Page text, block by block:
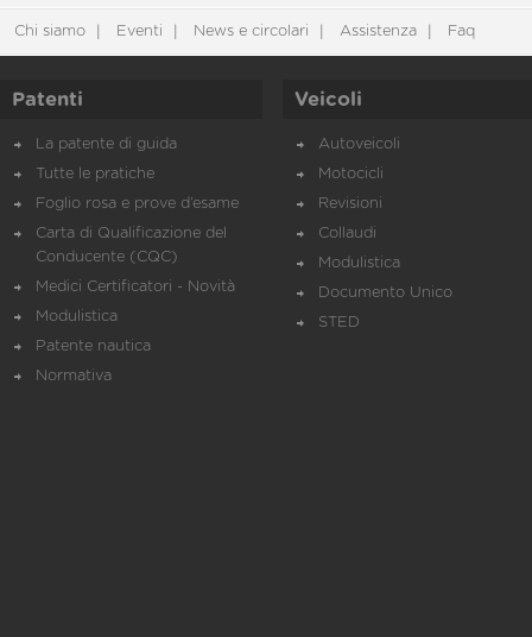
Chi siamo Eventi News e circolari Assistenza Faq
Patenti
La patente di guida
Tutte le pratiche
Foglio rosa e prove d’esame
Carta di Qualificazione del
Conducente (CQC)
Medici Certificatori - Novità
Modulistica
Patente nautica
Normativa
Veicoli
Autoveicoli
Motocicli
Revisioni
Collaudi
Modulistica
Documento Unico
STED